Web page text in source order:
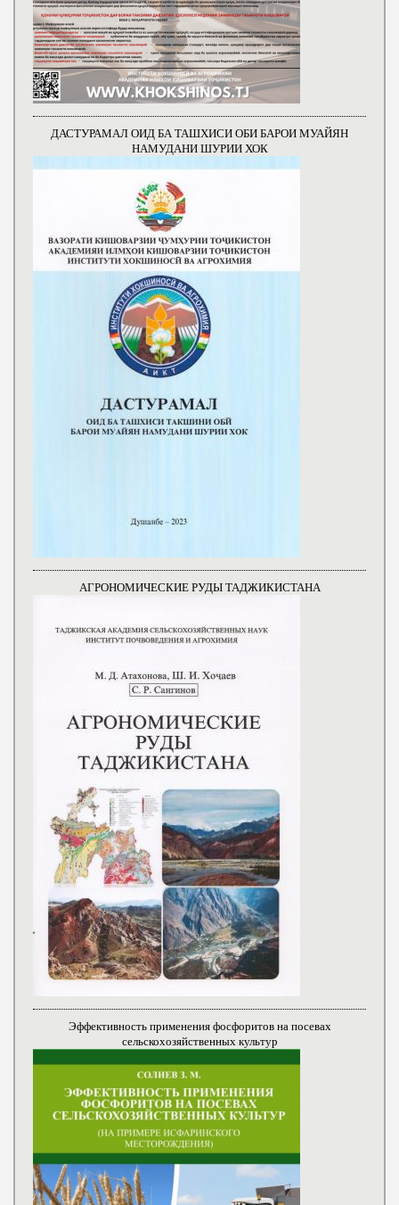
ДАСТУРАМАЛ ОИД БА ТАШХИСИ ОБИ БАРОИ МУАЙЯН
НАМУДАНИ ШУРИИ ХОК
АГРОНОМИЧЕСКИЕ РУДЫ ТАДЖИКИСТАНА
Эффективность применения фосфоритов на посевах
сельскохозяйственных культур